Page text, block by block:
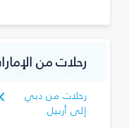
رحلات من
رحلات من دبي
إلى أربيل